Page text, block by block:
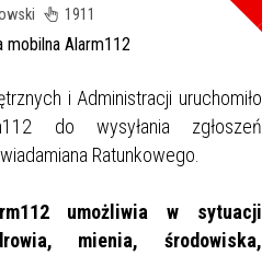
1911
i Administracji uruchomiło
do wysyłania zgłoszeń
Ratunkowego.
umożliwia w sytuacji
mienia, środowiska,